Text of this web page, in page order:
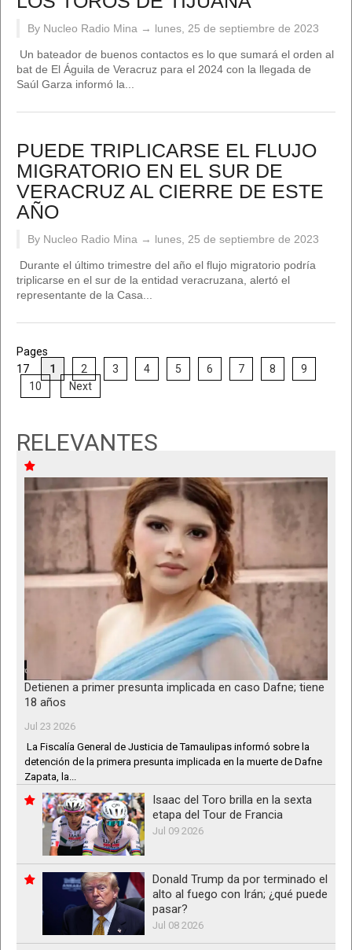
By Nucleo Radio Mina → lunes, 25 de septiembre de 2023
Un bateador de buenos contactos es lo que sumará el orden al
bat de El Águila de Veracruz para el 2024 con la llegada de
Saúl Garza informó la...
PUEDE TRIPLICARSE EL FLUJO
MIGRATORIO EN EL SUR DE
VERACRUZ AL CIERRE DE ESTE
AÑO
By Nucleo Radio Mina → lunes, 25 de septiembre de 2023
Durante el último trimestre del año el flujo migratorio podría
triplicarse en el sur de la entidad veracruzana, alertó el
representante de la Casa...
Pages
17
1 2 3 4 5 6 7 8
9
10
Next
RELEVANTES
Detienen a primer presunta implicada en caso Dafne; tiene
18 años
Jul 23 2026
La Fiscalía General de Justicia de Tamaulipas informó sobre la
detención de la primera presunta implicada en la muerte de Dafne
Zapata, la...
Isaac del Toro brilla en la sexta
etapa del Tour de Francia
Jul 09 2026
Donald Trump da por terminado el
alto al fuego con Irán; ¿qué puede
pasar?
Jul 08 2026